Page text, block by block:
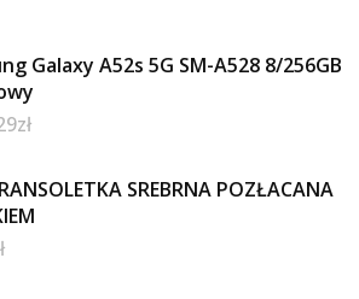
Galaxy A52s 5G SM-A528 8/256GB
zł
SREBRNA POZŁACANA